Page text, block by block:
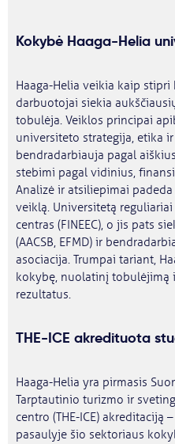
Kokybė Haaga-Helia
Haaga-Helia veikia kaip
darbuotojai siekia
tobulėja. Veiklos principai
universiteto strategija, etika
bendradarbiauja pagal
stebimi pagal vidinius,
Analizė ir atsiliepimai
veiklą. Universitetą
centras (FINEEC), o jis pats
(AACSB, EFMD) ir
asociacija. Trumpai tariant,
kokybę, nuolatinį tobulėjimą
rezultatus.
THE-ICE akredituota
Haaga-Helia yra pirmasis
Tarptautinio turizmo ir
centro (THE-ICE) akreditaciją
pasaulyje šio sektoriaus